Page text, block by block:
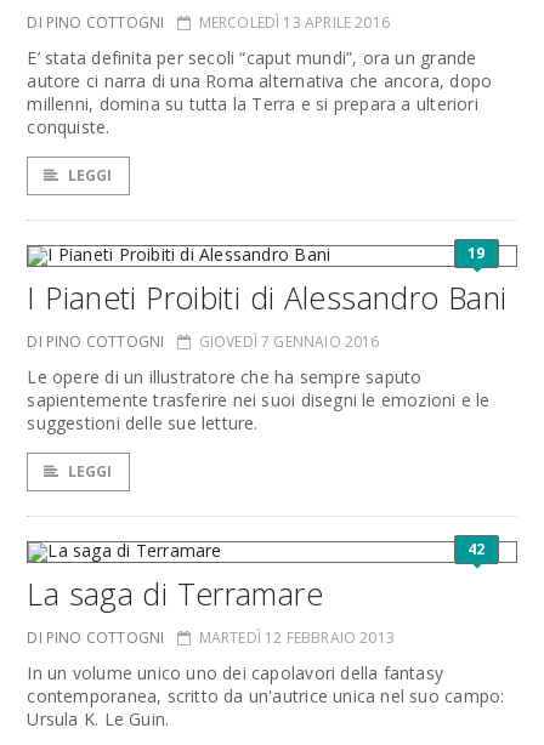
DI PINO COTTOGNI MERCOLEDÌ 13 APRILE 2016
E’ stata definita per secoli “caput mundi”, ora un grande
autore ci narra di una Roma alternativa che ancora, dopo
millenni, domina su tutta la Terra e si prepara a ulteriori
conquiste.
LEGGI
19
I Pianeti Proibiti di Alessandro Bani
DI PINO COTTOGNI GIOVEDÌ 7 GENNAIO 2016
Le opere di un illustratore che ha sempre saputo
sapientemente trasferire nei suoi disegni le emozioni e le
suggestioni delle sue letture.
LEGGI
42
La saga di Terramare
DI PINO COTTOGNI MARTEDÌ 12 FEBBRAIO 2013
In un volume unico uno dei capolavori della fantasy
contemporanea, scritto da un'autrice unica nel suo campo:
Ursula K. Le Guin.